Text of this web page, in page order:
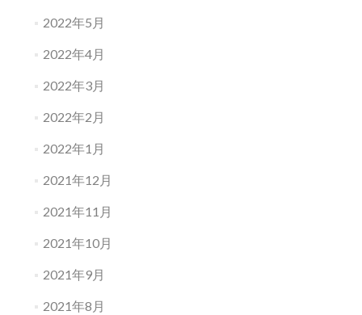
2022年5月
2022年4月
2022年3月
2022年2月
2022年1月
2021年12月
2021年11月
2021年10月
2021年9月
2021年8月